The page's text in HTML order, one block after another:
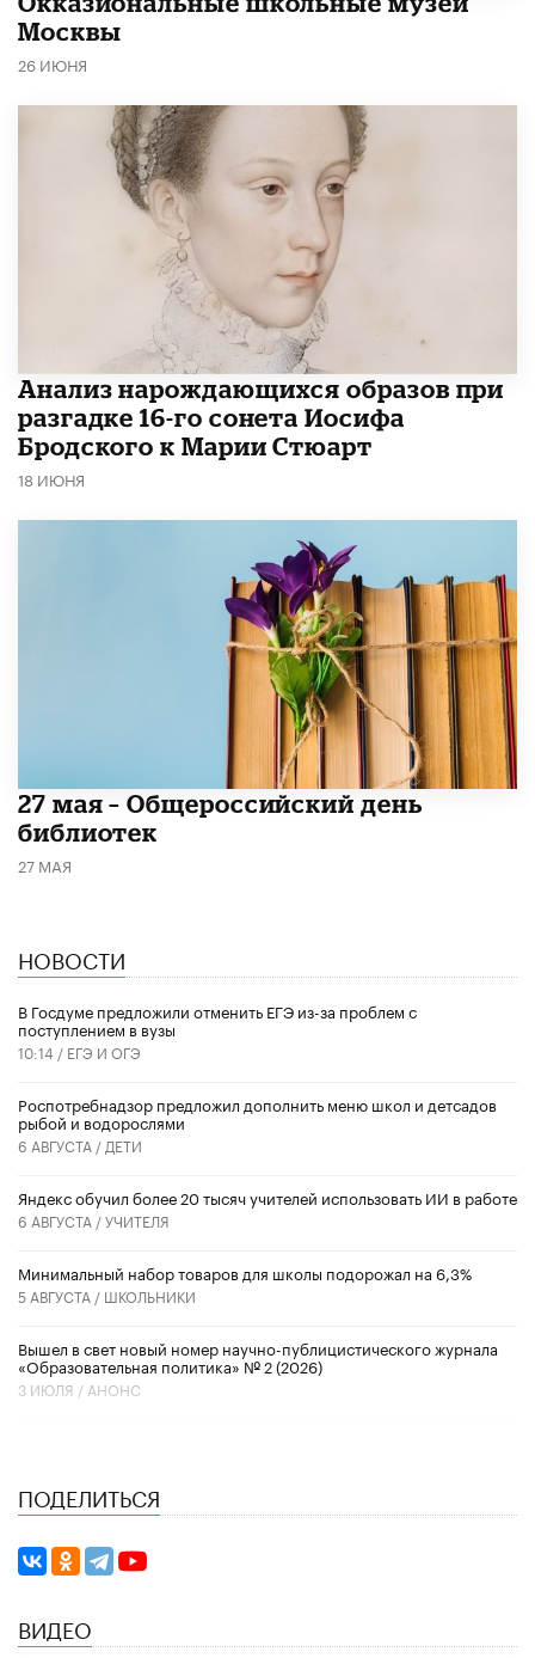
Москвы
26 ИЮНЯ
Анализ нарождающихся образов при
разгадке 16-го сонета Иосифа
Бродского к Марии Стюарт
18 ИЮНЯ
​27 мая – Общероссийский день
библиотек
27 МАЯ
НОВОСТИ
В Госдуме предложили отменить ЕГЭ из-за проблем с
поступлением в вузы
10:14 / ЕГЭ И ОГЭ
Роспотребнадзор предложил дополнить меню школ и детсадов
рыбой и водорослями
6 АВГУСТА / ДЕТИ
​Яндекс обучил более 20 тысяч учителей использовать ИИ в работе
6 АВГУСТА /УЧИТЕЛЯ
Минимальный набор товаров для школы подорожал на 6,3%
5 АВГУСТА / ШКОЛЬНИКИ
Вышел в свет новый номер научно-публицистического журнала
«Образовательная политика» № 2 (2026)
3 ИЮЛЯ / АНОНС
ПОДЕЛИТЬСЯ
ВИДЕО